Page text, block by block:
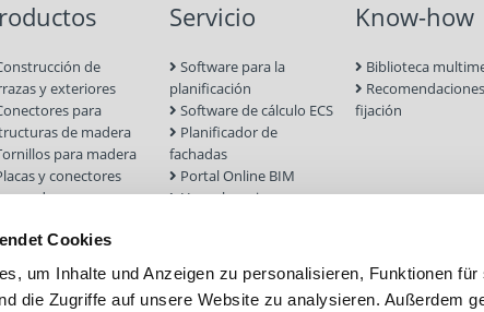
Cookies
um Inhalte und Anzeigen zu personalisieren, Funktionen
die Zugriffe auf unsere Website zu analysieren. Außerdem
de
y exteriores
para
de madera
para madera
y conectores
madera
y
para hormigón
Servicio
Software para la
planificación
Software de cálculo ECS
Planificador de
fachadas
Portal Online BIM
Homologaciones
Know-how
Biblioteca
fijación